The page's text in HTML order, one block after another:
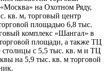
на Охотном Ряду,
кв. м, торговый центр
площадью 6,8 тыс.
комплекс «Шангал» в
площади, а также ТЦ
столицы с 5,5 тыс. кв. м и ТЦ
на 5,9 тыс. кв. м торговой